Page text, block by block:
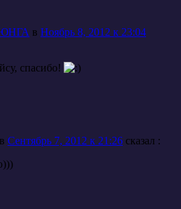
ЮНГА в Ноябрь 8, 2012 к 23:04
спасибо!
в Сентябрь 7, 2012 к 21:26 cказал :